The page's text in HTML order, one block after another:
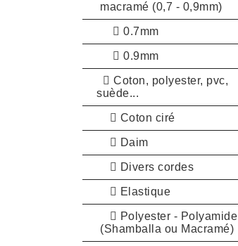
macramé (0,7 - 0,9mm)
0.7mm
0.9mm
Coton, polyester, pvc,
suède...
Coton ciré
Daim
Divers cordes
Elastique
Polyester - Polyamide
(Shamballa ou Macramé)